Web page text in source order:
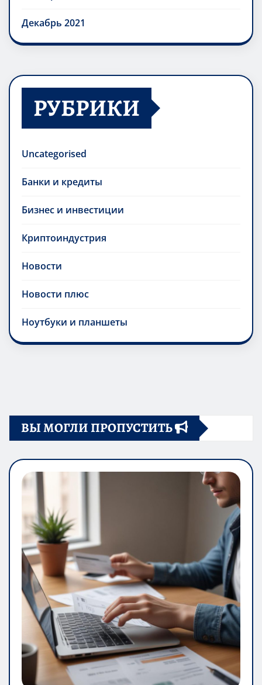
Декабрь 2021
РУБРИКИ
Uncategorised
Банки и кредиты
Бизнес и инвестиции
Криптоиндустрия
Новости
Новости плюс
Ноутбуки и планшеты
ВЫ МОГЛИ ПРОПУСТИТЬ